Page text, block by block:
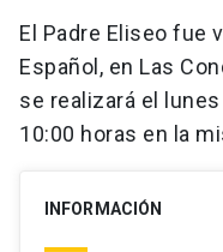
El Padre Eliseo fue
Español, en Las
se realizará el
10:00 horas en la
INFORMACIÓN